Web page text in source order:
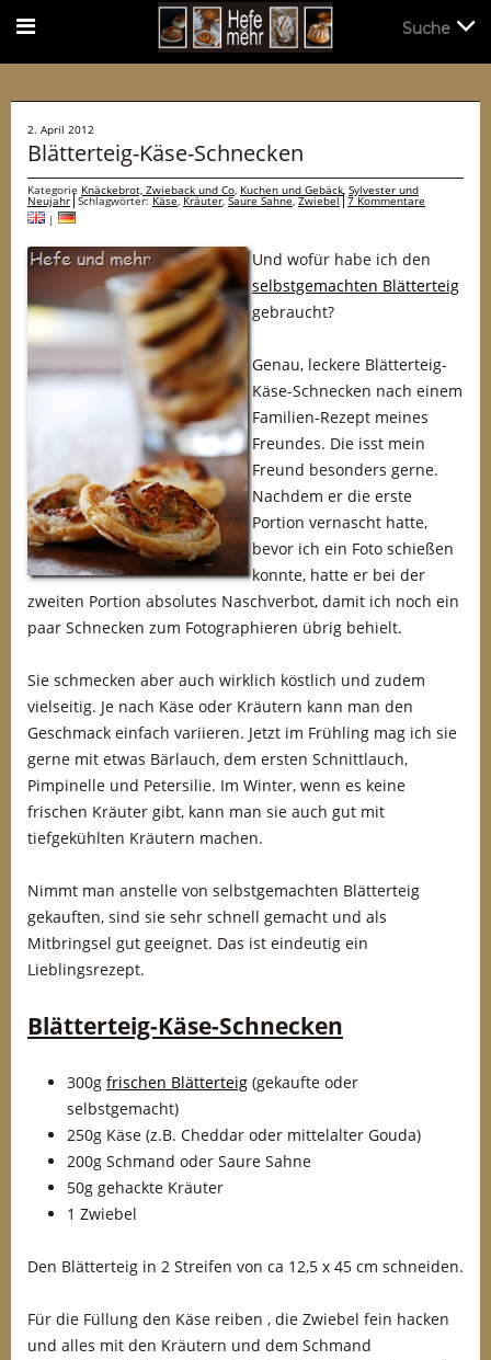
2. April 2012
Blätterteig-Käse-Schnecken
Kategorie Knäckebrot, Zwieback und Co, Kuchen und Gebäck, Sylvester und
Neujahr Schlagwörter:Käse,Kräuter,Saure Sahne,Zwiebel 7 Kommentare
|
Und wofür habe ich den
selbstgemachten Blätterteig
gebraucht?
Genau, leckere Blätterteig-
Käse-Schnecken nach einem
Familien-Rezept meines
Freundes. Die isst mein
Freund besonders gerne.
Nachdem er die erste
Portion vernascht hatte,
bevor ich ein Foto schießen
konnte, hatte er bei der
zweiten Portion absolutes Naschverbot, damit ich noch ein
paar Schnecken zum Fotographieren übrig behielt.
Sie schmecken aber auch wirklich köstlich und zudem
vielseitig. Je nach Käse oder Kräutern kann man den
Geschmack einfach variieren. Jetzt im Frühling mag ich sie
gerne mit etwas Bärlauch, dem ersten Schnittlauch,
Pimpinelle und Petersilie. Im Winter, wenn es keine
frischen Kräuter gibt, kann man sie auch gut mit
tiefgekühlten Kräutern machen.
Nimmt man anstelle von selbstgemachten Blätterteig
gekauften, sind sie sehr schnell gemacht und als
Mitbringsel gut geeignet. Das ist eindeutig ein
Lieblingsrezept.
Blätterteig-Käse-Schnecken
300g frischen Blätterteig (gekaufte oder
selbstgemacht)
250g Käse (z.B. Cheddar oder mittelalter Gouda)
200g Schmand oder Saure Sahne
50g gehackte Kräuter
1 Zwiebel
Den Blätterteig in 2 Streifen von ca 12,5 x 45 cm schneiden.
Für die Füllung den Käse reiben , die Zwiebel fein hacken
und alles mit den Kräutern und dem Schmand
Suche
Suche